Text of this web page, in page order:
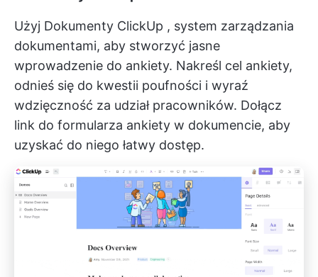
Użyj Dokumenty ClickUp , system zarządzania
dokumentami, aby stworzyć jasne
wprowadzenie do ankiety. Nakreśl cel ankiety,
odnieś się do kwestii poufności i wyraź
wdzięczność za udział pracowników. Dołącz
link do formularza ankiety w dokumencie, aby
uzyskać do niego łatwy dostęp.